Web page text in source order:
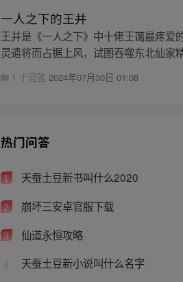
一人之下的王并
王并是《一人之下》中十佬王蔼最疼爱
灵遣将而占据上风，试图吞噬东北仙家
1 个回答2024年07月30日 01:08
热门问答
1 天蚕土豆新书叫什么2020
2 崩坏三安卓官服下载
3 仙道永恒攻略
4 天蚕土豆新小说叫什么名字